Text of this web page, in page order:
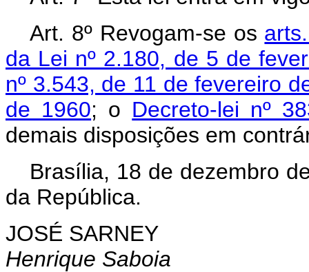
Art. 8º Revogam-se os
da Lei nº 2.180, de 5 de
nº 3.543, de 11 de fevereiro
de 1960; o Decreto-lei nº
demais disposições em
Brasília, 18 de dezembro
da República.
JOSÉ SARNEY
Henrique Saboia